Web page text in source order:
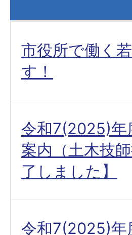
市役所で働く
す！
令和7(2025)年
案内（土木技
了しました】
令和7(2025)年